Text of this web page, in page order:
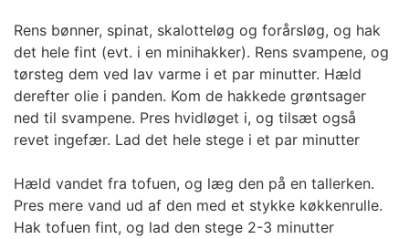
Rens bønner, spinat, skalotteløg og forårsløg, og hak
det hele fint (evt. i en minihakker). Rens svampene, og
tørsteg dem ved lav varme i et par minutter. Hæld
derefter olie i panden. Kom de hakkede grøntsager
ned til svampene. Pres hvidløget i, og tilsæt også
revet ingefær. Lad det hele stege i et par minutter
Hæld vandet fra tofuen, og læg den på en tallerken.
Pres mere vand ud af den med et stykke køkkenrulle.
Hak tofuen fint, og lad den stege 2-3 minutter